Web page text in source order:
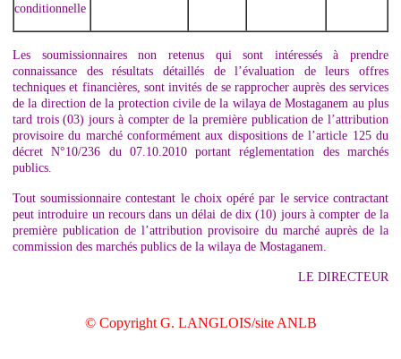
conditionnelle
Les soumissionnaires non retenus qui sont intéressés à prendre
connaissance des résultats détaillés de l’évaluation de leurs offres
techniques et financières, sont invités de se rapprocher auprès des services
de la direction de la protection civile de la wilaya de Mostaganem au plus
tard trois (03) jours à compter de la première publication de l’attribution
provisoire du marché conformément aux dispositions de l’article 125 du
décret N°10/236 du 07.10.2010 portant réglementation des marchés
publics.
Tout soumissionnaire contestant le choix opéré par le service contractant
peut introduire un recours dans un délai de dix (10) jours à compter de la
première publication de l’attribution provisoire du marché auprès de la
commission des marchés publics de la wilaya de Mostaganem.
LE DIRECTEUR
© Copyright G. LANGLOIS/site ANLB